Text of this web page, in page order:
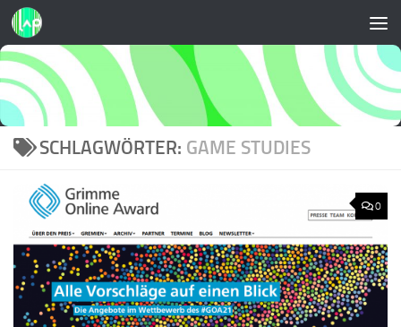
Zum Inhalt springen
SCHLAGWÖRTER: GAME STUDIES
0